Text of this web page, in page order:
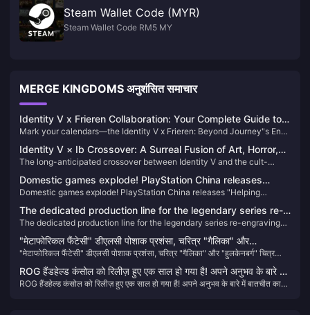
Steam Wallet Code (MYR)
Steam Wallet Code RM5 MY
MERGE KINGDOMS अनुशंसित समाचार
Identity V x Frieren Collaboration: Your Complete Guide to
the Most Anticipated Crossover of 2025
Mark your calendars—the Identity V x Frieren: Beyond Journey"s End
stunning character costumes (including those jaw-dropping S-Tier
Frieren and Himmel skins), interactive events, and a reward system
that"ll keep you busy for weeks.
Identity V × Ib Crossover: A Surreal Fusion of Art, Horror,
and Gameplay
The long-anticipated crossover between Identity V and the cult-
17, 2025. This collaboration brings together the haunting aesthetics of
Ib with the strategic gameplay of Identity V, offering players a unique
and immersive experience.
Domestic games explode! PlayStation China releases
"Helping Chinese Creations Go Global" 10th Anniversary
Short Film
Domestic games explode! PlayStation China releases "Helping
The dedicated production line for the legendary series re-
engraving project has been completed
The dedicated production line for the legendary series re-engraving
project has been completed
"मेटाफोरिकल फैंटेसी" डीएलसी पोशाक प्रशंसा, चरित्र "गैलिका" और
"हुलकेनबर्ग" चित्र निर्माण निर्णय
"मेटाफोरिकल फैंटेसी" डीएलसी पोशाक प्रशंसा, चरित्र "गैलिका" और "हुलकेनबर्ग" चित्र
निर्माण निर्णय
ROG हैंडहेल्ड कंसोल को रिलीज़ हुए एक साल हो गया है! अपने अनुभव के बारे में
बातचीत का उत्तर दें और आधिकारिक बाह्य उपकरणों और विभिन्न 3ए उत्कृष्ट
ROG हैंडहेल्ड कंसोल को रिलीज़ हुए एक साल हो गया है! अपने अनुभव के बारे में बातचीत का